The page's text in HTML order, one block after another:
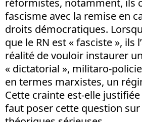
réformistes, notamment, ils
fascisme avec la remise en
droits démocratiques.
que le RN est « fasciste », ils
réalité de vouloir instaurer
« dictatorial », militaro-
en termes marxistes, un
Cette crainte est-elle justifiée
faut poser cette question sur